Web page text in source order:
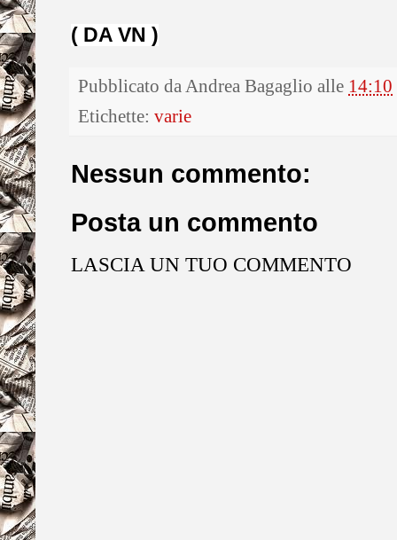
( DA VN )
Pubblicato daAndrea Bagaglio alle 14:10
Etichette: varie
Nessun commento:
Posta un commento
LASCIA UN TUO COMMENTO